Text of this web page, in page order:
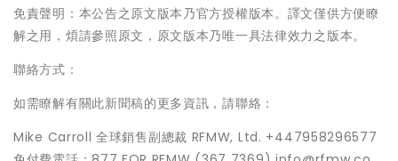
免責聲明：本公告之原文版本乃官方授權版本。譯文僅供方便瞭
解之用，煩請參照原文，原文版本乃唯一具法律效力之版本。
聯絡方式：
如需瞭解有關此新聞稿的更多資訊，請聯絡：
Mike Carroll 全球銷售副總裁 RFMW, Ltd. +447958296577